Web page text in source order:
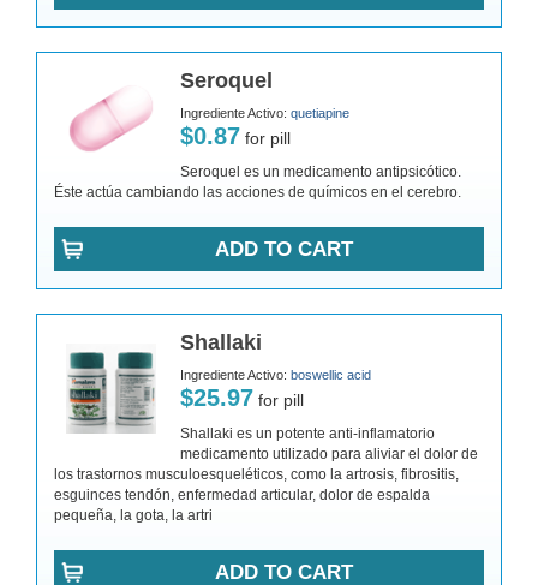
Seroquel
Ingrediente Activo: quetiapine
$0.87 for pill
Seroquel es un medicamento antipsicótico.
Éste actúa cambiando las acciones de químicos en el cerebro.
ADD TO CART
Shallaki
Ingrediente Activo: boswellic acid
$25.97 for pill
Shallaki es un potente anti-inflamatorio
medicamento utilizado para aliviar el dolor de
los trastornos musculoesqueléticos, como la artrosis, fibrositis,
esguinces tendón, enfermedad articular, dolor de espalda
pequeña, la gota, la artri
ADD TO CART